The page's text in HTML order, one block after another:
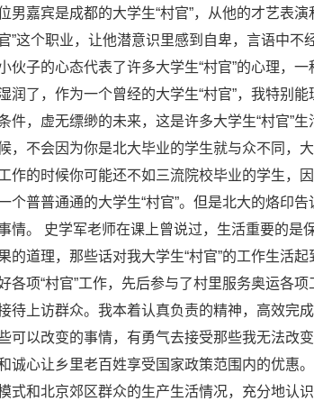
男嘉宾是成都的大学生“村官”，从他的才艺表
”这个职业，让他潜意识里感到自卑，言语中
伙子的心态代表了许多大学生“村官”的心理，
润了，作为一个曾经的大学生“村官”，我特别
件，虚无缥缈的未来，这是许多大学生“村官”
，不会因为你是北大毕业的学生就与众不同，
作的时候你可能还不如三流院校毕业的学生，
个普普通通的大学生“村官”。但是北大的烙印
情。 史学军老师在课上曾说过，生活重要的是
的道理，那些话对我大学生“村官”的工作生活
各项“村官”工作，先后参与了村里服务奥运各
待上访群众。我本着认真负责的精神，高效完
可以改变的事情，有勇气去接受那些我无法改
诚心让乡里老百姓享受国家政策范围内的优惠
式和北京郊区群众的生产生活情况，充分地认